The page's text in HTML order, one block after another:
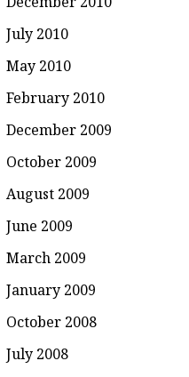
July 2010
May 2010
February 2010
December 2009
October 2009
August 2009
June 2009
March 2009
January 2009
October 2008
July 2008